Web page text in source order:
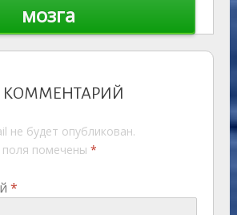
мозга
КОММЕНТАРИЙ
не будет опубликован.
помечены *
*